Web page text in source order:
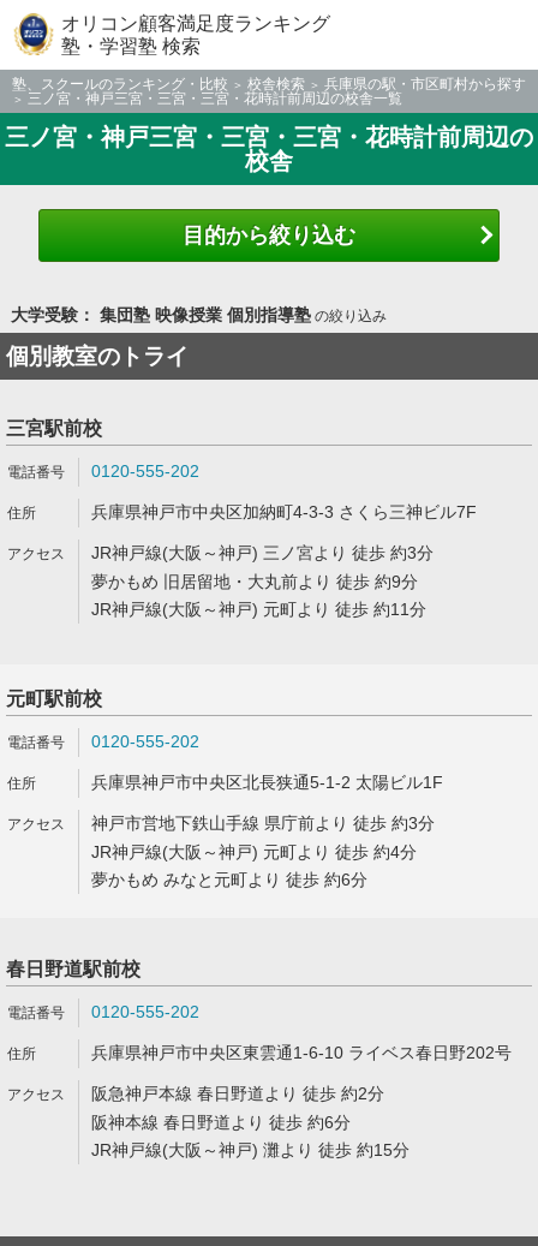
オリコン顧客満足度ランキング
塾・学習塾 検索
塾、スクールのランキング・比較 校舎検索
兵庫県の駅・市区町村から探す
三ノ宮・神戸三宮・三宮・三宮・花時計前周辺の校舎一覧
三ノ宮・神戸三宮・三宮・三宮・花時計前周辺の
校舎
目的から絞り込む
大学受験： 集団塾 映像授業 個別指導塾の絞り込み
個別教室のトライ
三宮駅前校
0120-555-202
兵庫県神戸市中央区加納町4-3-3 さくら三神ビル7F
JR神戸線(大阪～神戸) 三ノ宮より 徒歩 約3分
夢かもめ 旧居留地・大丸前より 徒歩 約9分
JR神戸線(大阪～神戸) 元町より 徒歩 約11分
元町駅前校
0120-555-202
兵庫県神戸市中央区北長狭通5-1-2 太陽ビル1F
神戸市営地下鉄山手線 県庁前より 徒歩 約3分
JR神戸線(大阪～神戸) 元町より 徒歩 約4分
夢かもめ みなと元町より 徒歩 約6分
春日野道駅前校
0120-555-202
兵庫県神戸市中央区東雲通1-6-10 ライベス春日野202号
阪急神戸本線 春日野道より 徒歩 約2分
阪神本線 春日野道より 徒歩 約6分
JR神戸線(大阪～神戸) 灘より 徒歩 約15分